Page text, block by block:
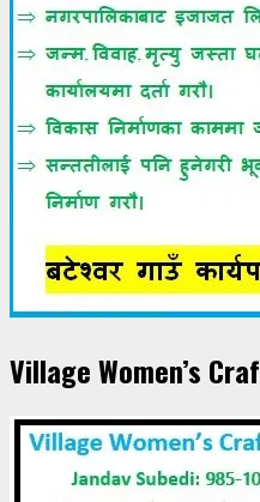
Village Women’s